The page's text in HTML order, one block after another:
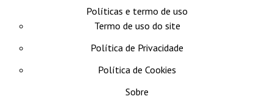
Políticas e termo de uso
Termo de uso do site
Política de Privacidade
Política de Cookies
Sobre